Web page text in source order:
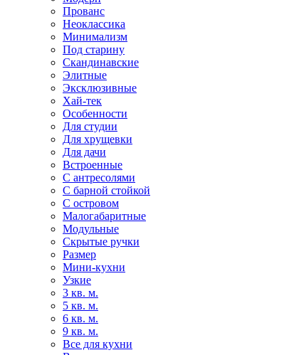
Прованс
Неоклассика
Минимализм
Под старину
Скандинавские
Элитные
Эксклюзивные
Хай-тек
Особенности
Для студии
Для хрущевки
Для дачи
Встроенные
С антресолями
С барной стойкой
С островом
Малогабаритные
Модульные
Скрытые ручки
Размер
Мини-кухни
Узкие
3 кв. м.
5 кв. м.
6 кв. м.
9 кв. м.
Все для кухни